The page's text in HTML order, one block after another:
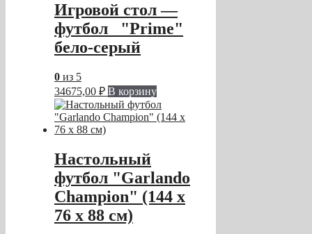
Игровой стол —
футбол "Prime"
бело-серый
0 из 5
34675,00 ₽ В корзину
Настольный
футбол "Garlando
Champion" (144 x
76 x 88 см)